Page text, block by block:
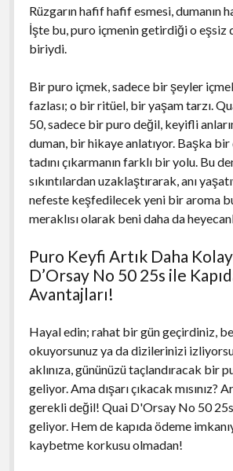
Rüzgarın hafif hafif esmesi, dumanın
İşte bu, puro içmenin getirdiği o eşsiz
biriydi.
Bir puro içmek, sadece bir şeyler
fazlası; o bir ritüel, bir yaşam tarzı.
50, sadece bir puro değil, keyifli
duman, bir hikaye anlatıyor. Başka bir
tadını çıkarmanın farklı bir yolu. Bu
sıkıntılardan uzaklaştırarak, anı
nefeste keşfedilecek yeni bir aroma
meraklısı olarak beni daha da
Puro Keyfi Artık Daha
D’Orsay No 50 25s ile
Avantajları!
Hayal edin; rahat bir gün geçirdiniz,
okuyorsunuz ya da dizilerinizi
aklınıza, gününüzü taçlandıracak bir
geliyor. Ama dışarı çıkacak mısınız?
gerekli değil! Quai D'Orsay No 50
geliyor. Hem de kapıda ödeme
kaybetme korkusu olmadan!